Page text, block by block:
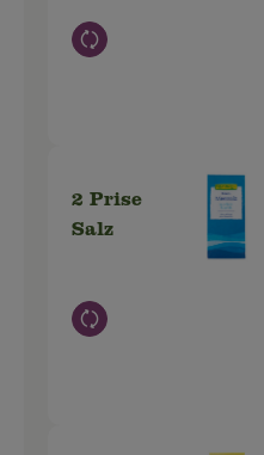
Auswahl ändern
2 Prise
Salz
Auswahl ändern